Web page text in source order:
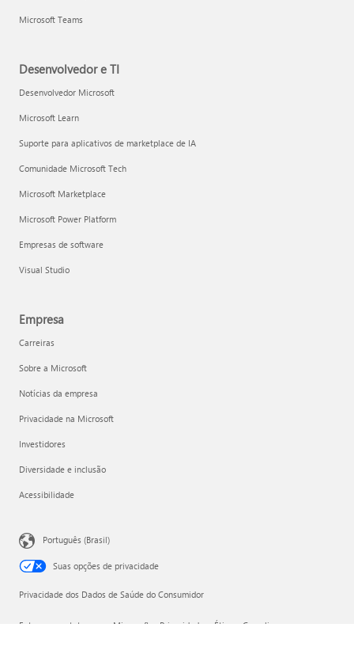
Microsoft Teams
Desenvolvedor e TI
Desenvolvedor Microsoft
Microsoft Learn
Suporte para aplicativos de marketplace de IA
Comunidade Microsoft Tech
Microsoft Marketplace
Microsoft Power Platform
Empresas de software
Visual Studio
Empresa
Carreiras
Sobre a Microsoft
Notícias da empresa
Privacidade na Microsoft
Investidores
Diversidade e inclusão
Acessibilidade
Português (Brasil)
Suas opções de privacidade
Privacidade dos Dados de Saúde do Consumidor
Entre em contato com a Microsoft Privacidade Ética e Compliance